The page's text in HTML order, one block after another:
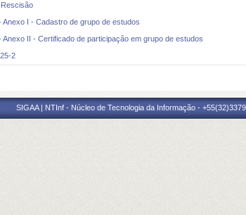
I - Cadastro de grupo de estudos
II - Certificado de participação em grupo de estudos
2
SIGAA | NTInf - Núcleo de Tecnologia da Informação -